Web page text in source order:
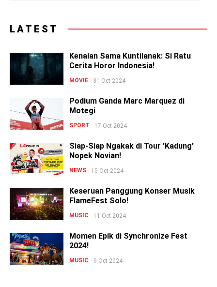
LATEST
Kenalan Sama Kuntilanak: Si Ratu
Cerita Horor Indonesia!
MOVIE 31 Oct 2024
Podium Ganda Marc Marquez di
Motegi
SPORT 17 Oct 2024
Siap-Siap Ngakak di Tour 'Kadung'
Nopek Novian!
NEWS 15 Oct 2024
Keseruan Panggung Konser Musik
FlameFest Solo!
MUSIC 11 Oct 2024
Momen Epik di Synchronize Fest
2024!
MUSIC 9 Oct 2024